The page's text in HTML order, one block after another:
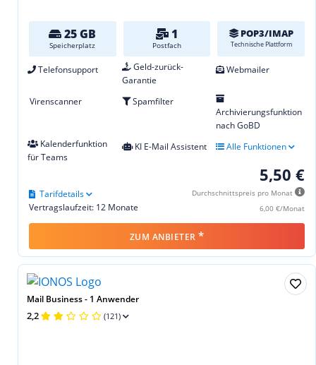
25 GB
Speicherplatz
1
Postfach
POP3/IMAP
Technische Plattform
Telefonsupport
Geld-zurück-
Garantie
Webmailer
Virenscanner
Spamfilter
Archivierungsfunktion
nach GoBD
Kalenderfunktion
für Teams
KI E-Mail Assistent Alle Funktionen
5,50 €
Durchschnittspreis pro Monat
6,00 €/Monat
Vertragslaufzeit: 12 Monate
Tarifdetails
ZUM ANBIETER *
Mail Business - 1 Anwender
2,2 (121)